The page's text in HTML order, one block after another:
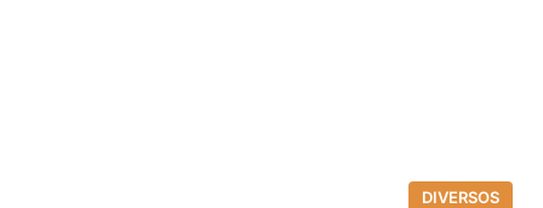
DIVERSOS